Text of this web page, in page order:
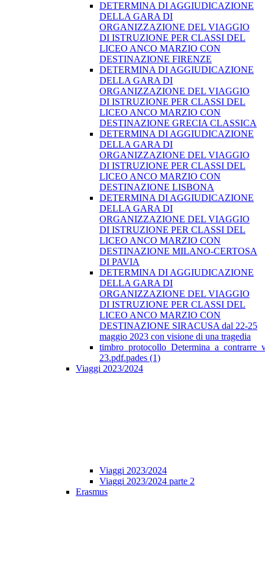
DETERMINA DI AGGIUDICAZIONE
DELLA GARA DI
ORGANIZZAZIONE DEL VIAGGIO
DI ISTRUZIONE PER CLASSI DEL
LICEO ANCO MARZIO CON
DESTINAZIONE FIRENZE
DETERMINA DI AGGIUDICAZIONE
DELLA GARA DI
ORGANIZZAZIONE DEL VIAGGIO
DI ISTRUZIONE PER CLASSI DEL
LICEO ANCO MARZIO CON
DESTINAZIONE GRECIA CLASSICA
DETERMINA DI AGGIUDICAZIONE
DELLA GARA DI
ORGANIZZAZIONE DEL VIAGGIO
DI ISTRUZIONE PER CLASSI DEL
LICEO ANCO MARZIO CON
DESTINAZIONE LISBONA
DETERMINA DI AGGIUDICAZIONE
DELLA GARA DI
ORGANIZZAZIONE DEL VIAGGIO
DI ISTRUZIONE PER CLASSI DEL
LICEO ANCO MARZIO CON
DESTINAZIONE MILANO-CERTOSA
DI PAVIA
DETERMINA DI AGGIUDICAZIONE
DELLA GARA DI
ORGANIZZAZIONE DEL VIAGGIO
DI ISTRUZIONE PER CLASSI DEL
LICEO ANCO MARZIO CON
DESTINAZIONE SIRACUSA dal 22-25
maggio 2023 con visione di una tragedia
23.pdf.pades (1)
Viaggi 2023/2024
Viaggi 2023/2024
Viaggi 2023/2024 parte 2
Erasmus